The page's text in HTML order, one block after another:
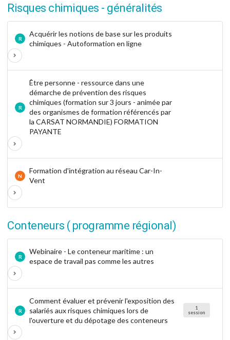
Risques chimiques - généralités
R
Acquérir les notions de base sur les produits
chimiques - Autoformation en ligne
R
Être personne - ressource dans une
démarche de prévention des risques
chimiques (formation sur 3 jours - animée par
des organismes de formation référencés par
la CARSAT NORMANDIE) FORMATION
PAYANTE
N
Formation d'intégration au réseau Car-In-
Vent
Conteneurs ( programme régional)
R
Webinaire - Le conteneur maritime : un
espace de travail pas comme les autres
R
Comment évaluer et prévenir l'exposition des
salariés aux risques chimiques lors de
l'ouverture et du dépotage des conteneurs
1
session